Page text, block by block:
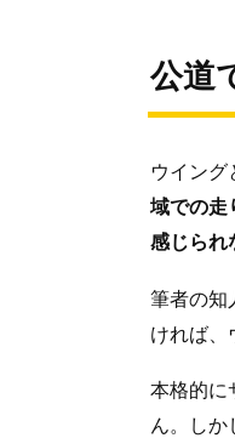
公道
ウイング
域での走
感じられ
筆者の知
ければ、
本格的に
ん。しか